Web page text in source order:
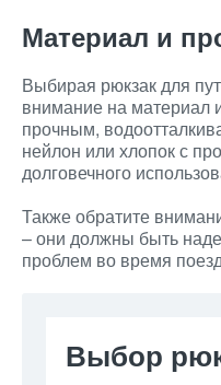
Материал и
Выбирая рюкзак для
внимание на материал
прочным,
нейлон или хлопок с
долговечного
Также обратите
– они должны быть
проблем во время
Выбор